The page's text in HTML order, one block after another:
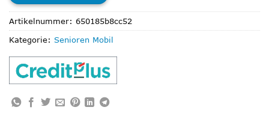
Artikelnummer: 650185b8cc52
Kategorie: Senioren Mobil